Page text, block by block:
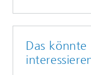
Das könnte